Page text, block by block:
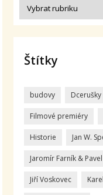
Štítky
budovy
Filmové premiéry
Historie Jan W.
Jaromír Farník &
Jiří Voskovec